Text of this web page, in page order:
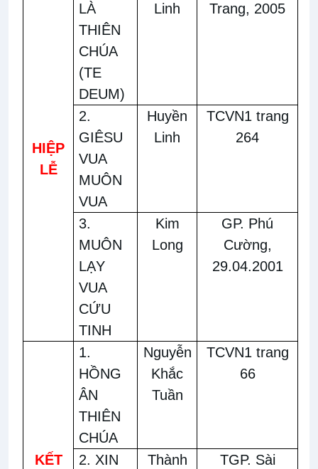
HIỆP
LỄ
LÀ
THIÊN
CHÚA
(TE
DEUM)
Linh
Trang, 2005
2.
GIÊSU
VUA
MUÔN
VUA
Huyền
Linh
TCVN1 trang
264
3.
MUÔN
LẠY
VUA
CỨU
TINH
Kim
Long
GP. Phú
Cường,
29.04.2001
KẾT
1.
HỒNG
ÂN
THIÊN
CHÚA
Nguyễn
Khắc
Tuần
TCVN1 trang
66
2. XIN Thành TGP. Sài